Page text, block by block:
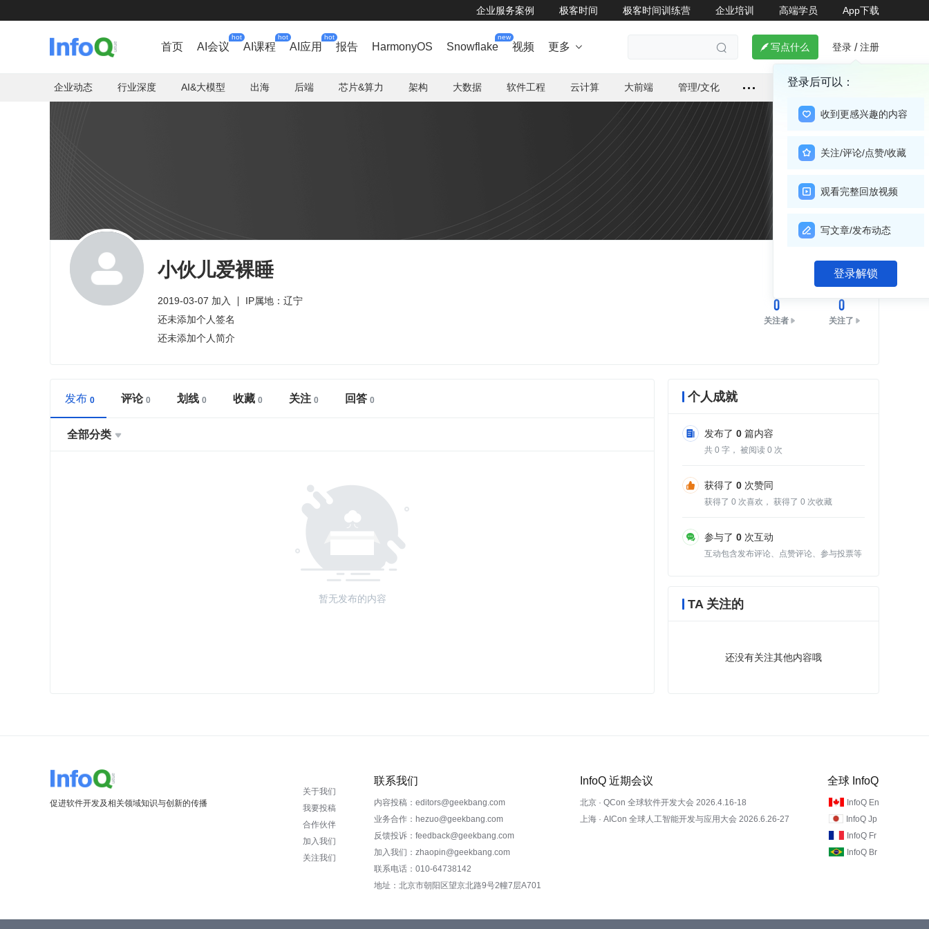
企业服务案例 极客时间 极客时间训练营 企业培训 高端学员 App下载
首页 AI会议
hot
AI课程
hot
AI应用
hot
报告 HarmonyOS Snowflake
new
视频 更多    写点什么 登录 / 注册
登录后可以：
收到更感兴趣的内容
关注/评论/点赞/收藏
观看完整回放视频
写文章/发布动态
登录解锁
企业动态 行业深度 AI&大模型 出海 后端 芯片&算力 架构 大数据 软件工程 云计算 大前端 管理/文化
小伙儿爱裸睡
2019-03-07 加入
IP属地：辽宁
还未添加个人签名
还未添加个人简介
关注
0
关注者
0
关注了
发布 评论 划线 收藏 关注 回答
全部分类 
暂无发布的内容
个人成就
发布了 0 篇内容
共 0 字， 被阅读 0 次
获得了 0 次赞同
获得了 0 次喜欢， 获得了 0 次收藏
参与了 0 次互动
互动包含发布评论、点赞评论、参与投票等
TA 关注的
还没有关注其他内容哦
促进软件开发及相关领域知识与创新的传播
关于我们
我要投稿
合作伙伴
加入我们
关注我们
联系我们
内容投稿：editors@geekbang.com
业务合作：hezuo@geekbang.com
反馈投诉：feedback@geekbang.com
加入我们：zhaopin@geekbang.com
联系电话：010-64738142
地址：北京市朝阳区望京北路9号2幢7层A701
InfoQ 近期会议
北京 · QCon 全球软件开发大会 2026.4.16-18
上海 · AICon 全球人工智能开发与应用大会 2026.6.26-27
全球 InfoQ
InfoQ En
InfoQ Jp
InfoQ Fr
InfoQ Br